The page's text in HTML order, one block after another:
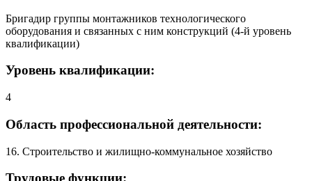
Бригадир группы монтажников технологического
оборудования и связанных с ним конструкций (4-й уровень
квалификации)
Уровень квалификации:
4
Область профессиональной деятельности:
16. Строительство и жилищно-коммунальное хозяйство